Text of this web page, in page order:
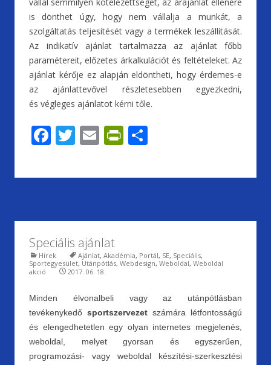
is dönthet úgy, hogy nem vállalja a munkát, a
szolgáltatás teljesítését vagy a termékek leszállítását.
Az indikatív ajánlat tartalmazza az ajánlat főbb
paramétereit, előzetes árkalkulációt és feltételeket. Az
ajánlat kérője ez alapján eldöntheti, hogy érdemes-e
az ajánlattevővel részletesebben egyezkedni,
és végleges ajánlatot kérni tőle.
F
e
o
k
T
itt
E
ai
Pr
tF
dl
y
ar
Speciális ajánlat
Hírek Ajánlat, Akadémia, Portál, SE, Speciális,
Sportegyesület, Utánpótlás, Webdesign, Weboldal, Weboldal
akció
2017. 06. 18.
Minden élvonalbeli vagy az utánpótlásban
tevékenykedő sportszervezet számára létfontosságú
és elengedhetetlen egy olyan internetes megjelenés,
weboldal, melyet gyorsan és egyszerűen,
programozási- vagy weboldal készítési-szerkesztési